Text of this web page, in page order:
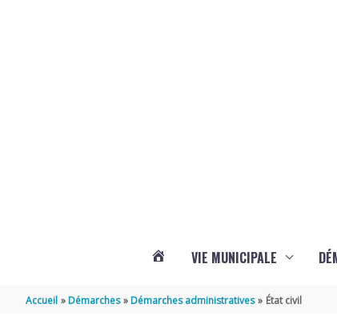
VIE MUNICIPALE
Accueil Démarches Démarches administratives État civil